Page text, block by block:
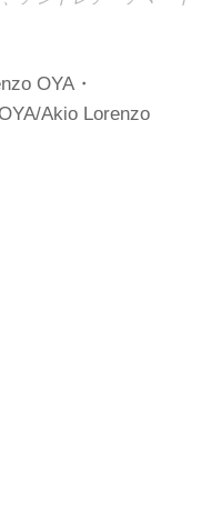
OYA・
Akio Lorenzo